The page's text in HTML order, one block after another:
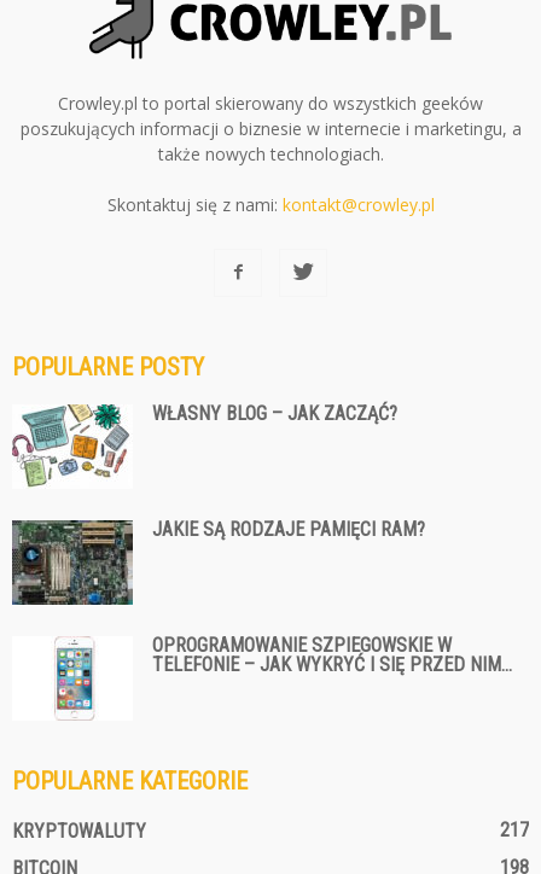
Crowley.pl to portal skierowany do wszystkich geeków
poszukujących informacji o biznesie w internecie i marketingu, a
także nowych technologiach.
Skontaktuj się z nami: kontakt@crowley.pl
POPULARNE POSTY
WŁASNY BLOG – JAK ZACZĄĆ?
JAKIE SĄ RODZAJE PAMIĘCI RAM?
OPROGRAMOWANIE SZPIEGOWSKIE W
TELEFONIE – JAK WYKRYĆ I SIĘ PRZED NIM...
POPULARNE KATEGORIE
KRYPTOWALUTY
217
BITCOIN
198